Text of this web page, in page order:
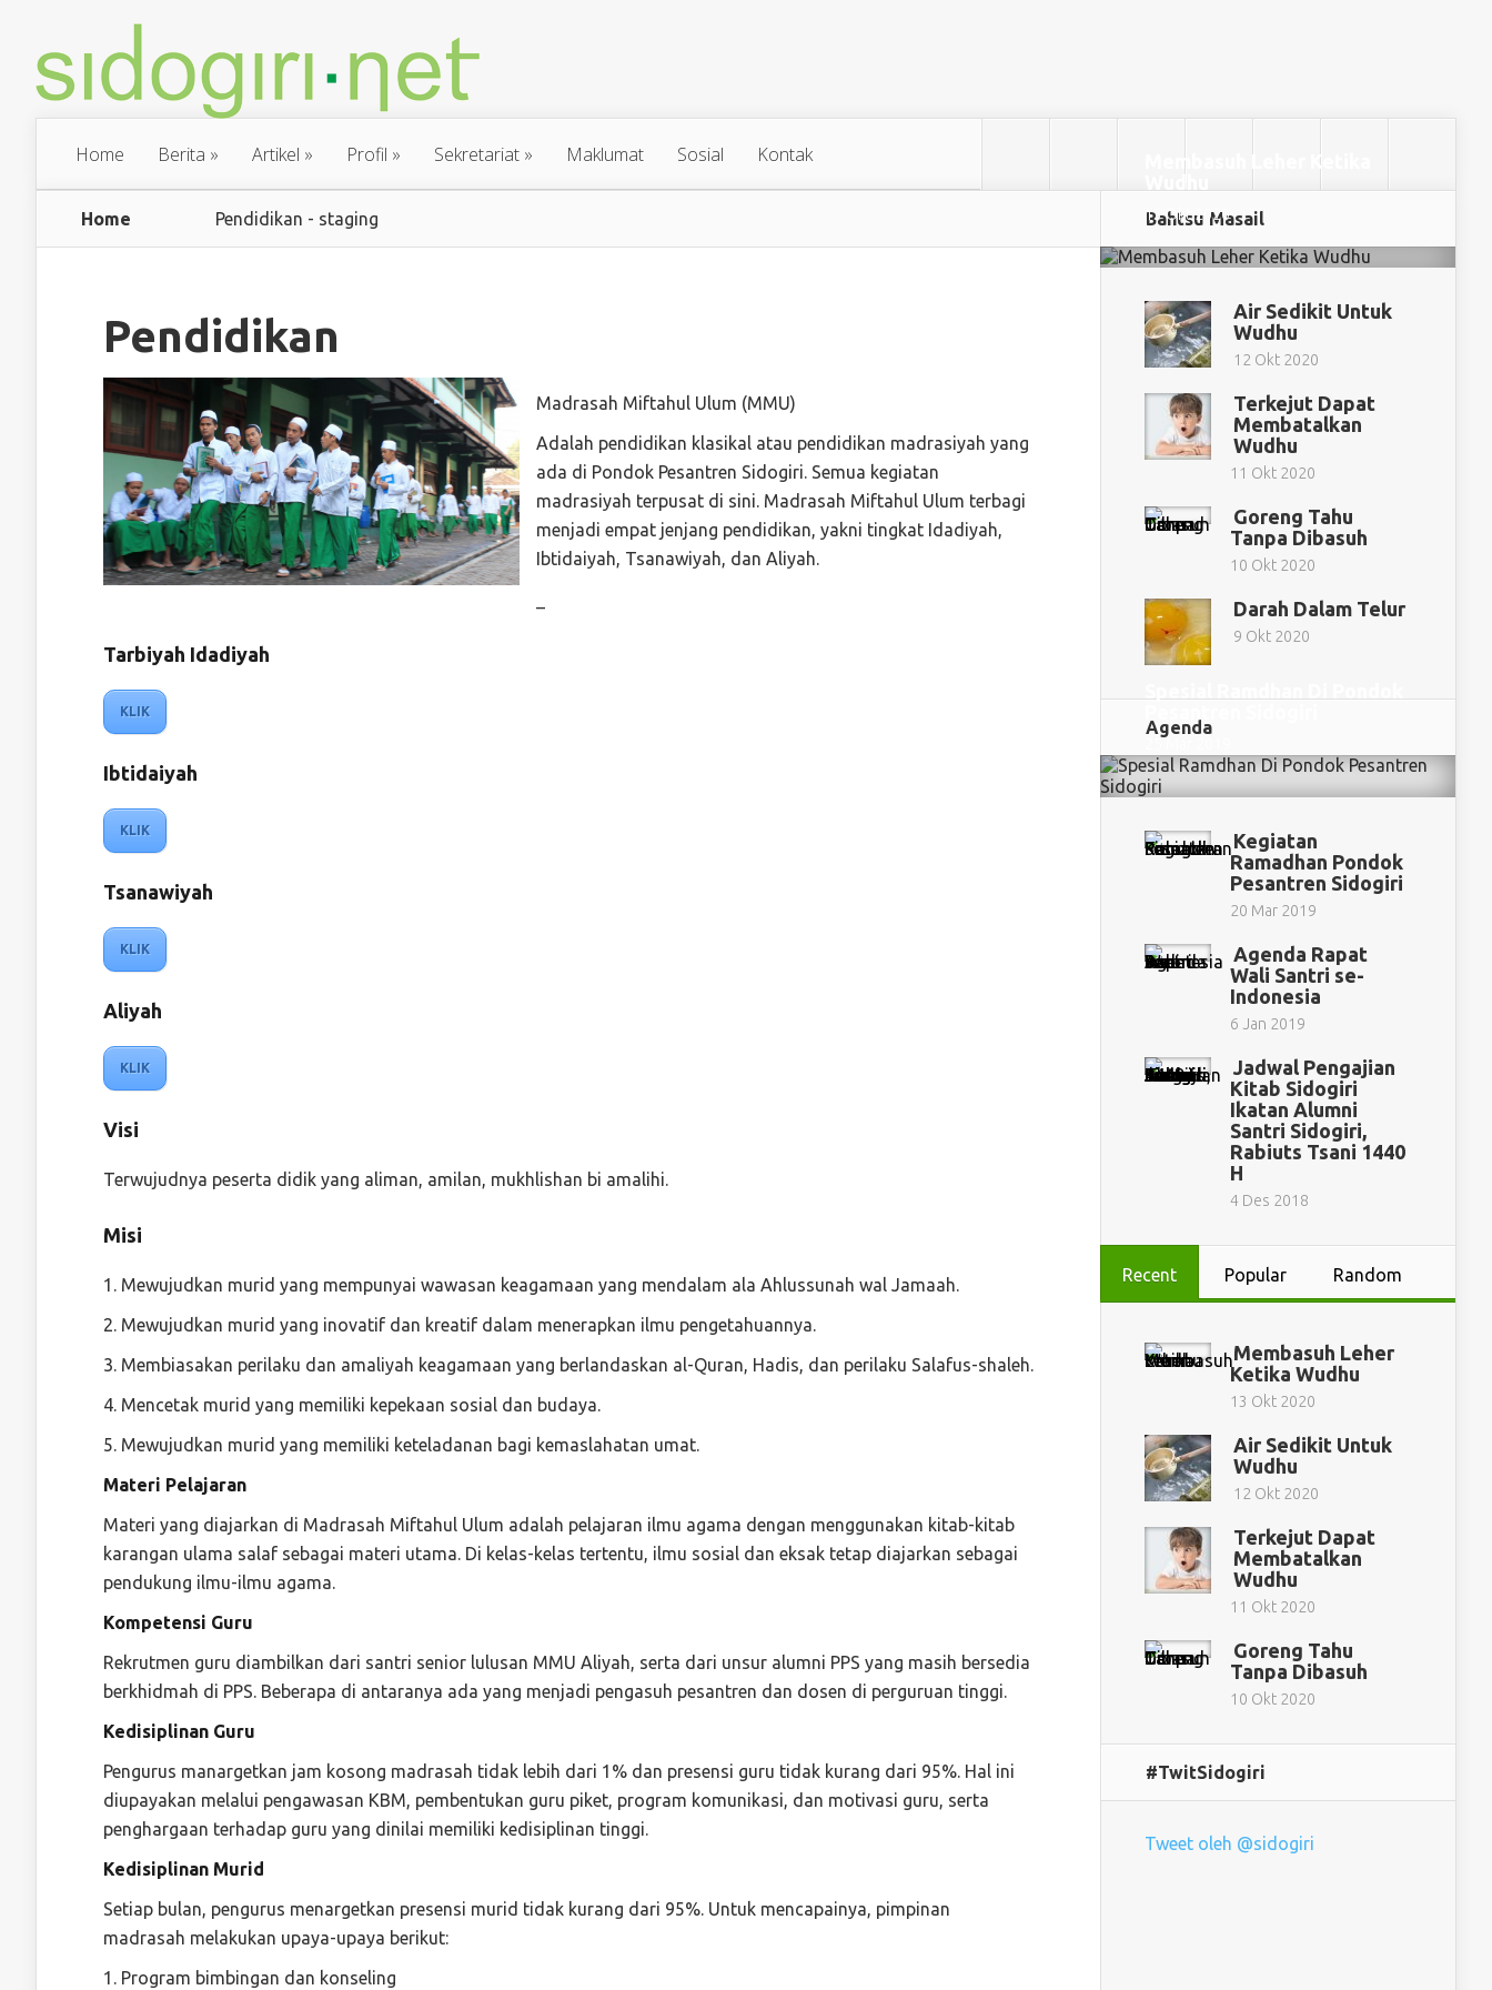
Home Berita » Artikel » Profil » Sekretariat » Maklumat Sosial Kontak
Home Pendidikan - staging
Pendidikan
Madrasah Miftahul Ulum (MMU)
Adalah pendidikan klasikal atau pendidikan madrasiyah yang
ada di Pondok Pesantren Sidogiri. Semua kegiatan
madrasiyah terpusat di sini. Madrasah Miftahul Ulum terbagi
menjadi empat jenjang pendidikan, yakni tingkat Idadiyah,
Ibtidaiyah, Tsanawiyah, dan Aliyah.
Tarbiyah Idadiyah
KLIK
Ibtidaiyah
KLIK
Tsanawiyah
KLIK
Aliyah
KLIK
Visi
Terwujudnya peserta didik yang aliman, amilan, mukhlishan bi amalihi.
Misi
1. Mewujudkan murid yang mempunyai wawasan keagamaan yang mendalam ala Ahlussunah wal Jamaah.
2. Mewujudkan murid yang inovatif dan kreatif dalam menerapkan ilmu pengetahuannya.
3. Membiasakan perilaku dan amaliyah keagamaan yang berlandaskan al-Quran, Hadis, dan perilaku Salafus-shaleh.
4. Mencetak murid yang memiliki kepekaan sosial dan budaya.
5. Mewujudkan murid yang memiliki keteladanan bagi kemaslahatan umat.
Materi Pelajaran
Materi yang diajarkan di Madrasah Miftahul Ulum adalah pelajaran ilmu agama dengan menggunakan kitab-kitab
karangan ulama salaf sebagai materi utama. Di kelas-kelas tertentu, ilmu sosial dan eksak tetap diajarkan sebagai
pendukung ilmu-ilmu agama.
Kompetensi Guru
Rekrutmen guru diambilkan dari santri senior lulusan MMU Aliyah, serta dari unsur alumni PPS yang masih bersedia
berkhidmah di PPS. Beberapa di antaranya ada yang menjadi pengasuh pesantren dan dosen di perguruan tinggi.
Kedisiplinan Guru
Pengurus manargetkan jam kosong madrasah tidak lebih dari 1% dan presensi guru tidak kurang dari 95%. Hal ini
diupayakan melalui pengawasan KBM, pembentukan guru piket, program komunikasi, dan motivasi guru, serta
penghargaan terhadap guru yang dinilai memiliki kedisiplinan tinggi.
Kedisiplinan Murid
Setiap bulan, pengurus menargetkan presensi murid tidak kurang dari 95%. Untuk mencapainya, pimpinan
madrasah melakukan upaya-upaya berikut:
1. Program bimbingan dan konseling
Bahtsu Masail
Membasuh Leher Ketika
13 Okt 2020
Air Sedikit Untuk
Wudhu
12 Okt 2020
Terkejut Dapat
Membatalkan
Wudhu
11 Okt 2020
Goreng Tahu
Tanpa Dibasuh
10 Okt 2020
Darah Dalam Telur
9 Okt 2020
Agenda
Kegiatan
Ramadhan Pondok
Pesantren Sidogiri
20 Mar 2019
Agenda Rapat
Wali Santri se-
Indonesia
6 Jan 2019
Jadwal Pengajian
Kitab Sidogiri
Ikatan Alumni
Santri Sidogiri,
Rabiuts Tsani 1440
H
4 Des 2018
Recent Popular Random
Membasuh Leher
Ketika Wudhu
13 Okt 2020
Air Sedikit Untuk
Wudhu
12 Okt 2020
Terkejut Dapat
Membatalkan
Wudhu
11 Okt 2020
Goreng Tahu
Tanpa Dibasuh
10 Okt 2020
#TwitSidogiri
Tweet oleh @sidogiri